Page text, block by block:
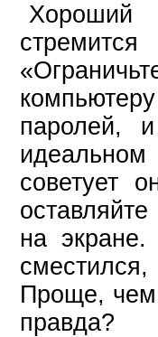
Хороший
паролей,
советует
на
Проще, чем
правда?